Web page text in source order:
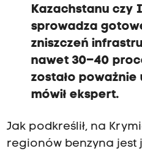
Kazachstanu czy
sprowadza
zniszczeń
nawet 30–40
zostało poważnie
mówił ekspert.
Jak podkreślił, na
regionów benzyna jest